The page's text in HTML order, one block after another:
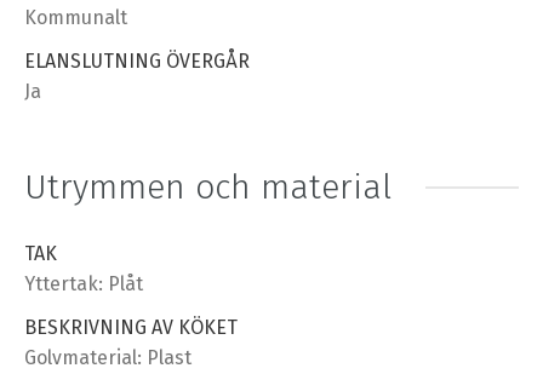
Kommunalt
ELANSLUTNING ÖVERGÅR
Ja
Utrymmen och material
TAK
Yttertak: Plåt
BESKRIVNING AV KÖKET
Golvmaterial: Plast